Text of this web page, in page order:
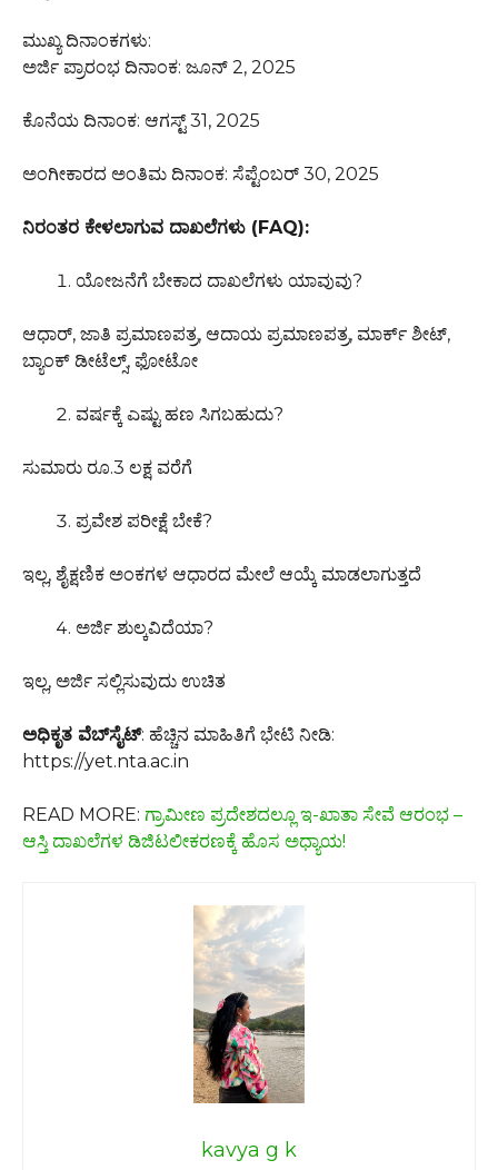
ಮುಖ್ಯ ದಿನಾಂಕಗಳು:
ಅರ್ಜಿ ಪ್ರಾರಂಭ ದಿನಾಂಕ: ಜೂನ್ 2, 2025
ಕೊನೆಯ ದಿನಾಂಕ: ಆಗಸ್ಟ್ 31, 2025
ಅಂಗೀಕಾರದ ಅಂತಿಮ ದಿನಾಂಕ: ಸೆಪ್ಟೆಂಬರ್ 30, 2025
ನಿರಂತರ ಕೇಳಲಾಗುವ ದಾಖಲೆಗಳು (FAQ):
ಯೋಜನೆಗೆ ಬೇಕಾದ ದಾಖಲೆಗಳು ಯಾವುವು?
ಆಧಾರ್, ಜಾತಿ ಪ್ರಮಾಣಪತ್ರ, ಆದಾಯ ಪ್ರಮಾಣಪತ್ರ, ಮಾರ್ಕ್ ಶೀಟ್,
ಬ್ಯಾಂಕ್ ಡೀಟೆಲ್ಸ್, ಫೋಟೋ
ವರ್ಷಕ್ಕೆ ಎಷ್ಟು ಹಣ ಸಿಗಬಹುದು?
ಸುಮಾರು ರೂ.3 ಲಕ್ಷ ವರೆಗೆ
ಪ್ರವೇಶ ಪರೀಕ್ಷೆ ಬೇಕೆ?
ಇಲ್ಲ, ಶೈಕ್ಷಣಿಕ ಅಂಕಗಳ ಆಧಾರದ ಮೇಲೆ ಆಯ್ಕೆ ಮಾಡಲಾಗುತ್ತದೆ
ಅರ್ಜಿ ಶುಲ್ಕವಿದೆಯಾ?
ಇಲ್ಲ, ಅರ್ಜಿ ಸಲ್ಲಿಸುವುದು ಉಚಿತ
ಅಧಿಕೃತ ವೆಬ್‌ಸೈಟ್: ಹೆಚ್ಚಿನ ಮಾಹಿತಿಗೆ ಭೇಟಿ ನೀಡಿ:
https://yet.nta.ac.in
READ MORE: ಗ್ರಾಮೀಣ ಪ್ರದೇಶದಲ್ಲೂ ಇ-ಖಾತಾ ಸೇವೆ ಆರಂಭ –
ಆಸ್ತಿ ದಾಖಲೆಗಳ ಡಿಜಿಟಲೀಕರಣಕ್ಕೆ ಹೊಸ ಅಧ್ಯಾಯ!
kavya g k